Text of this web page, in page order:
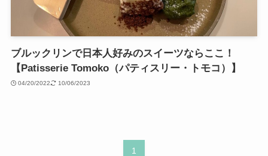
ブルックリンで日本人好みのスイーツならここ！
【Patisserie Tomoko（パティスリー・トモコ）】
04/20/2022 10/06/2023
1